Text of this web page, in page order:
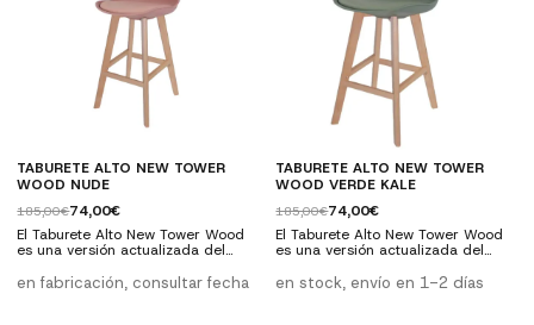
TABURETE ALTO NEW TOWER
WOOD NUDE
185,00€74,00€
El Taburete Alto New Tower Wood
es una versión actualizada del
no solo ofrece un asiento
ergonómico y cómodo, sino que
en fabricación, consultar fecha
TABURETE ALTO NEW TOWER
WOOD VERDE KALE
185,00€74,00€
El Taburete Alto New Tower Wood
es una versión actualizada del
no solo ofrece un asiento
ergonómico y cómodo, sino que
en stock, envío en 1-2 días